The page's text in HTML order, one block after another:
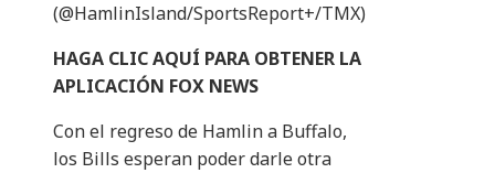
(@HamlinIsland/SportsReport+/TMX)
HAGA CLIC AQUÍ PARA OBTENER LA
APLICACIÓN FOX NEWS
Con el regreso de Hamlin a Buffalo,
los Bills esperan poder darle otra